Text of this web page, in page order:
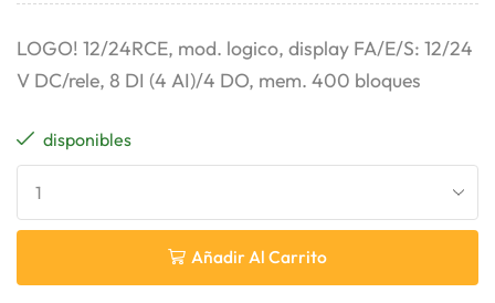
LOGO! 12/24RCE, mod. logico, display FA/E/S: 12/24
V DC/rele, 8 DI (4 AI)/4 DO, mem. 400 bloques
disponibles
Añadir Al Carrito